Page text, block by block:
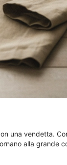
una vendetta.
alla grande